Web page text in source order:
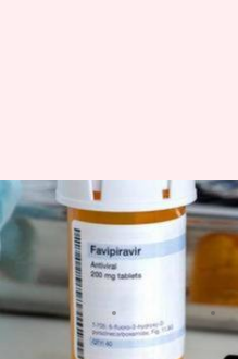
भारत में शुरू हुआ
संक्रमितों के
ट्रायल
लेखन प्रमोद कुमार May 12, 2020